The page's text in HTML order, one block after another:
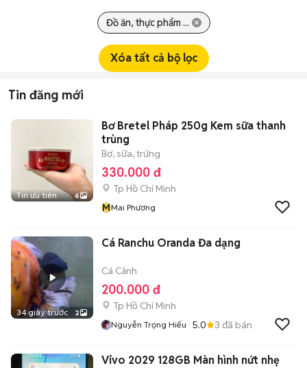
Đồ ăn, thực phẩm ...
Xóa tất cả bộ lọc
Tin đăng mới
Tin ưu tiên 6
Bơ Bretel Pháp 250g Kem sữa thanh
trùng
Bơ, sữa, trứng
330.000 đ
Tp Hồ Chí Minh
MMai Phương
34 giây trước 2
Cá Ranchu Oranda Đa dạng
Cá Cảnh
200.000 đ
Tp Hồ Chí Minh
Nguyễn Trọng Hiếu 5.0 3 đã bán
Vivo 2029 128GB Màn hình nứt nhẹ